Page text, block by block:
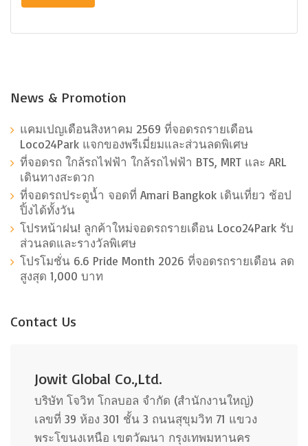
News & Promotion
แคมเปญเดือนสิงหาคม 2569 ที่จอดรถรายเดือน
Loco24Park แจกของพรีเมี่ยมและส่วนลดพิเศษ
ที่จอดรถ ใกล้รถไฟฟ้า ใกล้รถไฟฟ้า BTS, MRT และ ARL
เดินทางสะดวก
ที่จอดรถประตูน้ำ จอดที่ Amari Bangkok เดินเที่ยว ช้อป
ปิ้งได้ทั้งวัน
โปรหน้าฝน! ลูกค้าใหม่จอดรถรายเดือน Loco24Park รับ
ส่วนลดและรางวัลพิเศษ
โปรโมชั่น 6.6 Pride Month 2026 ที่จอดรถรายเดือน ลด
สูงสุด 1,000 บาท
Contact Us
Jowit Global Co.,Ltd.
บริษัท โจวิท โกลบอล จำกัด (สำนักงานใหญ่)
เลขที่ 39 ห้อง 301 ชั้น 3 ถนนสุขุมวิท 71 แขวง
พระโขนงเหนือ เขตวัฒนา กรุงเทพมหานคร